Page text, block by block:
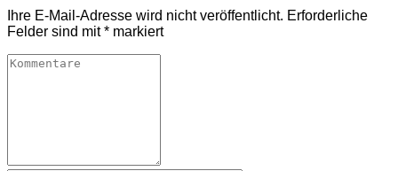
Ihre E-Mail-Adresse wird nicht veröffentlicht. Erforderliche
Felder sind mit* markiert